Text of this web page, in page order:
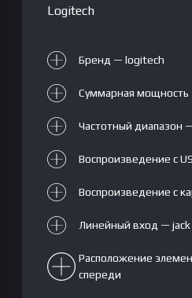
Logitech
Бренд — logitech
Суммарная мощность
Частотный диапазон
Воспроизведение с
Воспроизведение с
Линейный вход — jack
Расположение
спереди